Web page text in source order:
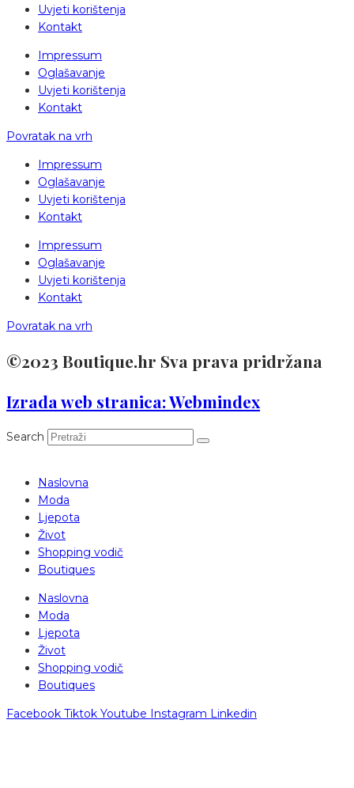
Uvjeti korištenja
Kontakt
Impressum
Oglašavanje
Uvjeti korištenja
Kontakt
Povratak na vrh
Impressum
Oglašavanje
Uvjeti korištenja
Kontakt
Impressum
Oglašavanje
Uvjeti korištenja
Kontakt
Povratak na vrh
©2023 Boutique.hr Sva prava pridržana
Izrada web stranica: Webmindex
Search
Naslovna
Moda
Ljepota
Život
Shopping vodič
Boutiques
Naslovna
Moda
Ljepota
Život
Shopping vodič
Boutiques
Facebook Tiktok Youtube Instagram Linkedin